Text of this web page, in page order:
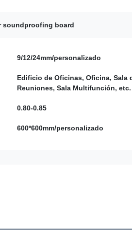
soundproofing board
9/12/24mm/personalizado
Edificio de Oficinas, Oficina, Sala
Reuniones, Sala Multifunción, etc.
0.80-0.85
600*600mm/personalizado